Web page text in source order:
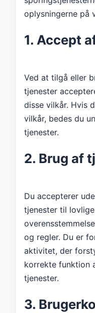
oplysningerne på
1. Accept
Ved at tilgå eller
tjenester
disse vilkår. Hvis
vilkår, bedes du
tjenester.
2. Brug af
Du accepterer
tjenester til
og regler. Du er
aktivitet, der
korrekte funktion
tjenester.
3.